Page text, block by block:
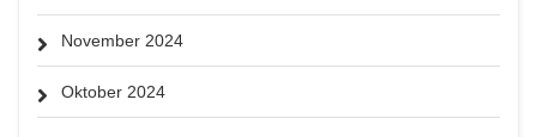
November 2024
Oktober 2024